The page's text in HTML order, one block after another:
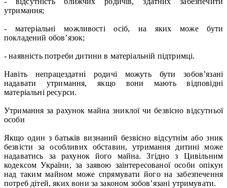
утримання;
- матеріальні можливості осіб, на яких може бути
покладений обов’язок;
- наявність потреби дитини в матеріальній підтримці.
Навіть непрацездатні родичі можуть бути зобов’язані
надавати утримання, якщо вони мають відповідні
матеріальні ресурси.
Утримання за рахунок майна зниклої чи безвісно відсутньої
особи
Якщо один з батьків визнаний безвісно відсутнім або зник
безвісти за особливих обставин, утримання дитині може
надаватись за рахунок його майна. Згідно з Цивільним
кодексом України, за заявою заінтересованої особи опікун
над таким майном може спрямувати його на забезпечення
потреб дітей, яких вони за законом зобов’язані утримувати.